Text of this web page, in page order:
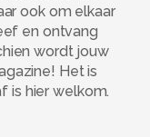
ook om elkaar
en ontvang
wordt jouw
Het is
is hier welkom.